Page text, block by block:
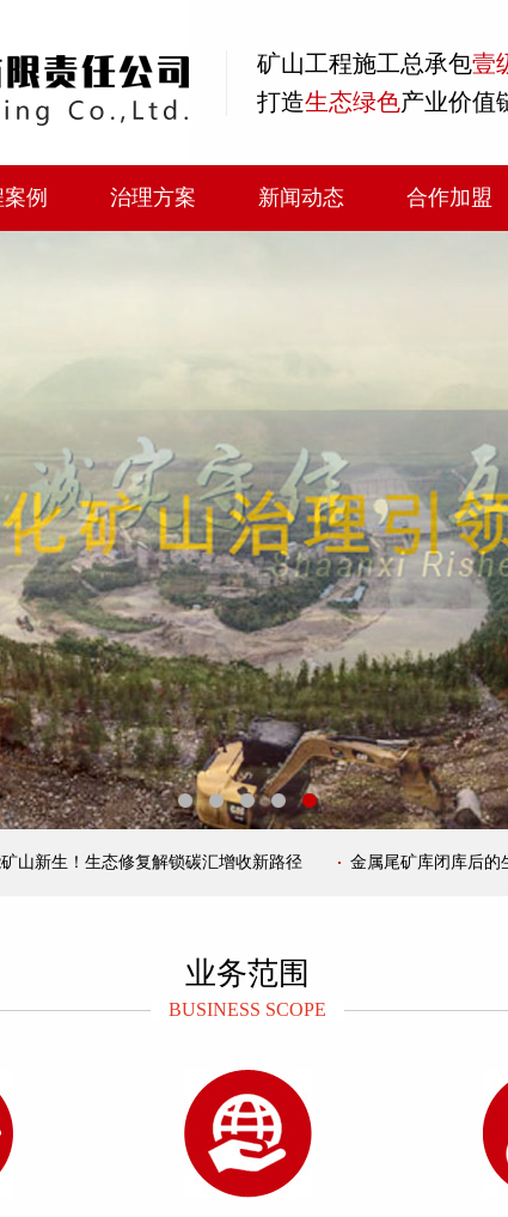
矿山工程施工总承包壹
打造生态绿色产业价值
例 治理方案 新闻动态 合作加盟
！生态修复解锁碳汇增收新路径 金属尾矿库闭库后的生态重
业务范围
BUSINESS SCOPE